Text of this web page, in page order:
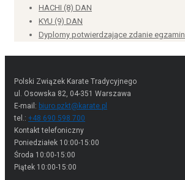
HACHI (8) DAN
KYU (9) DAN
Dyplomy potwierdzające zdanie
Polski Związek Karate Tradycyjnego
ul. Osowska 82, 04-351 Warszawa
E-mail: biuro.pzkt@karate.pl
tel.: +48 690 598 700
Kontakt telefoniczny
Poniedziałek 10:00-15:00
Środa 10:00-15:00
Piątek 10:00-15:00